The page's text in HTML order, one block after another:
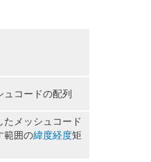
ュコードの配列
たメッシュコード
範囲の緯度経度矩